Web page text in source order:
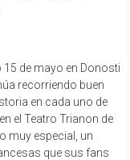
15 de mayo en Donosti
recorriendo buen
en cada uno de
el Teatro Trianon de
muy especial, un
que sus fans